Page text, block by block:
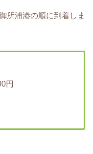
浦港の順に到着しま
円